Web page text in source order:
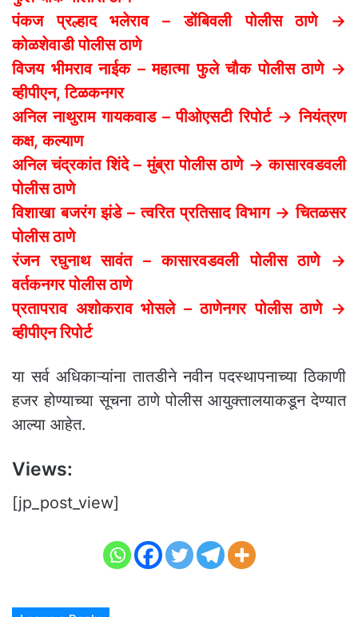
पंकज प्रल्हाद भलेराव – डोंबिवली पोलीस ठाणे →
कोळशेवाडी पोलीस ठाणे
विजय भीमराव नाईक – महात्मा फुले चौक पोलीस ठाणे →
व्हीपीएन, टिळकनगर
अनिल नाथुराम गायकवाड – पीओएसटी रिपोर्ट → नियंत्रण
कक्ष, कल्याण
अनिल चंद्रकांत शिंदे – मुंब्रा पोलीस ठाणे → कासारवडवली
पोलीस ठाणे
विशाखा बजरंग झंडे – त्वरित प्रतिसाद विभाग → चितळसर
पोलीस ठाणे
रंजन रघुनाथ सावंत – कासारवडवली पोलीस ठाणे →
वर्तकनगर पोलीस ठाणे
प्रतापराव अशोकराव भोसले – ठाणेनगर पोलीस ठाणे →
व्हीपीएन रिपोर्ट
या सर्व अधिकाऱ्यांना तातडीने नवीन पदस्थापनाच्या ठिकाणी
हजर होण्याच्या सूचना ठाणे पोलीस आयुक्तालयाकडून देण्यात
आल्या आहेत.
Views:
[jp_post_view]